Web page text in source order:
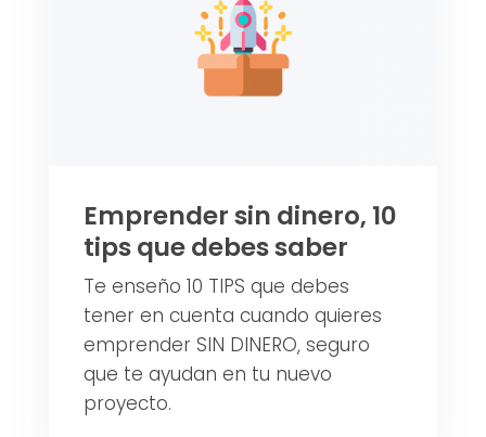
Emprender sin dinero, 10
tips que debes saber
Te enseño 10 TIPS que debes
tener en cuenta cuando quieres
emprender SIN DINERO, seguro
que te ayudan en tu nuevo
proyecto.